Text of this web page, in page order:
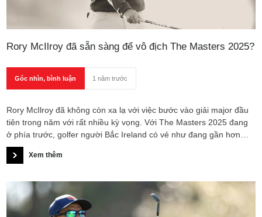
Rory McIlroy đã sẵn sàng để vô địch The Masters 2025?
Góc nhìn, bình luận 1 năm trước
Rory McIlroy đã không còn xa lạ với việc bước vào giải major đầu
tiên trong năm với rất nhiều kỳ vọng. Với The Masters 2025 đang
ở phía trước, golfer người Bắc Ireland có vẻ như đang gần hơn
bao giờ hết trong việc giành chiếc Green Jacket danh giá, nhờ vào
phong độ xuất sắc kể từ đầu mùa giải.
Xem thêm